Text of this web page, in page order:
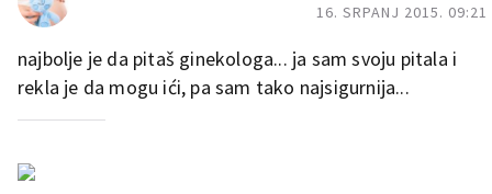
16. SRPANJ 2015. 09:21
najbolje je da pitaš ginekologa... ja sam svoju pitala i
rekla je da mogu ići, pa sam tako najsigurnija...